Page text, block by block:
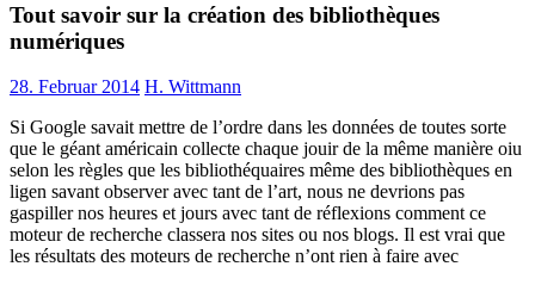
Tout savoir sur la création des bibliothèques
numériques
28. Februar 2014 H. Wittmann
Si Google savait mettre de l’ordre dans les données de toutes sorte
que le géant américain collecte chaque jouir de la même manière oiu
selon les règles que les bibliothéquaires même des bibliothèques en
ligen savant observer avec tant de l’art, nous ne devrions pas
gaspiller nos heures et jours avec tant de réflexions comment ce
moteur de recherche classera nos sites ou nos blogs. Il est vrai que
les résultats des moteurs de recherche n’ont rien à faire avec